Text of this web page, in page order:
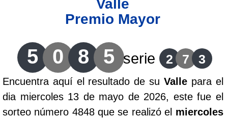
Lotería de Santander
Lotería del Cauca
Lotería de Boyaca
Extra de Colombia
Valle
Premio Mayor
5 0 8 5 serie 2 7 3
Encuentra aquí el resultado de su Vallepara el
dia miercoles 13 de mayo de 2026, este fue el
sorteo número 4848 que se realizó el miercoles